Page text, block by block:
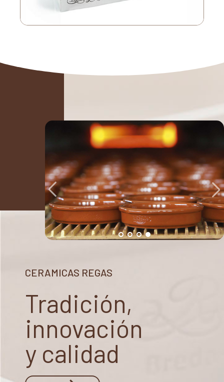
CERAMICAS REGAS
Tradición,
innovación
y calidad